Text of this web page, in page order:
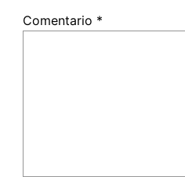
Comentario *